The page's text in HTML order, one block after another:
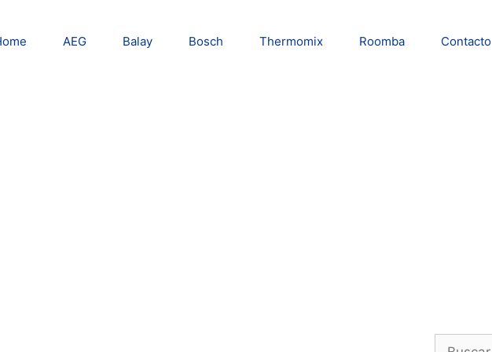
AEG Balay Bosch Thermomix Roomba Contacto
Buscar: